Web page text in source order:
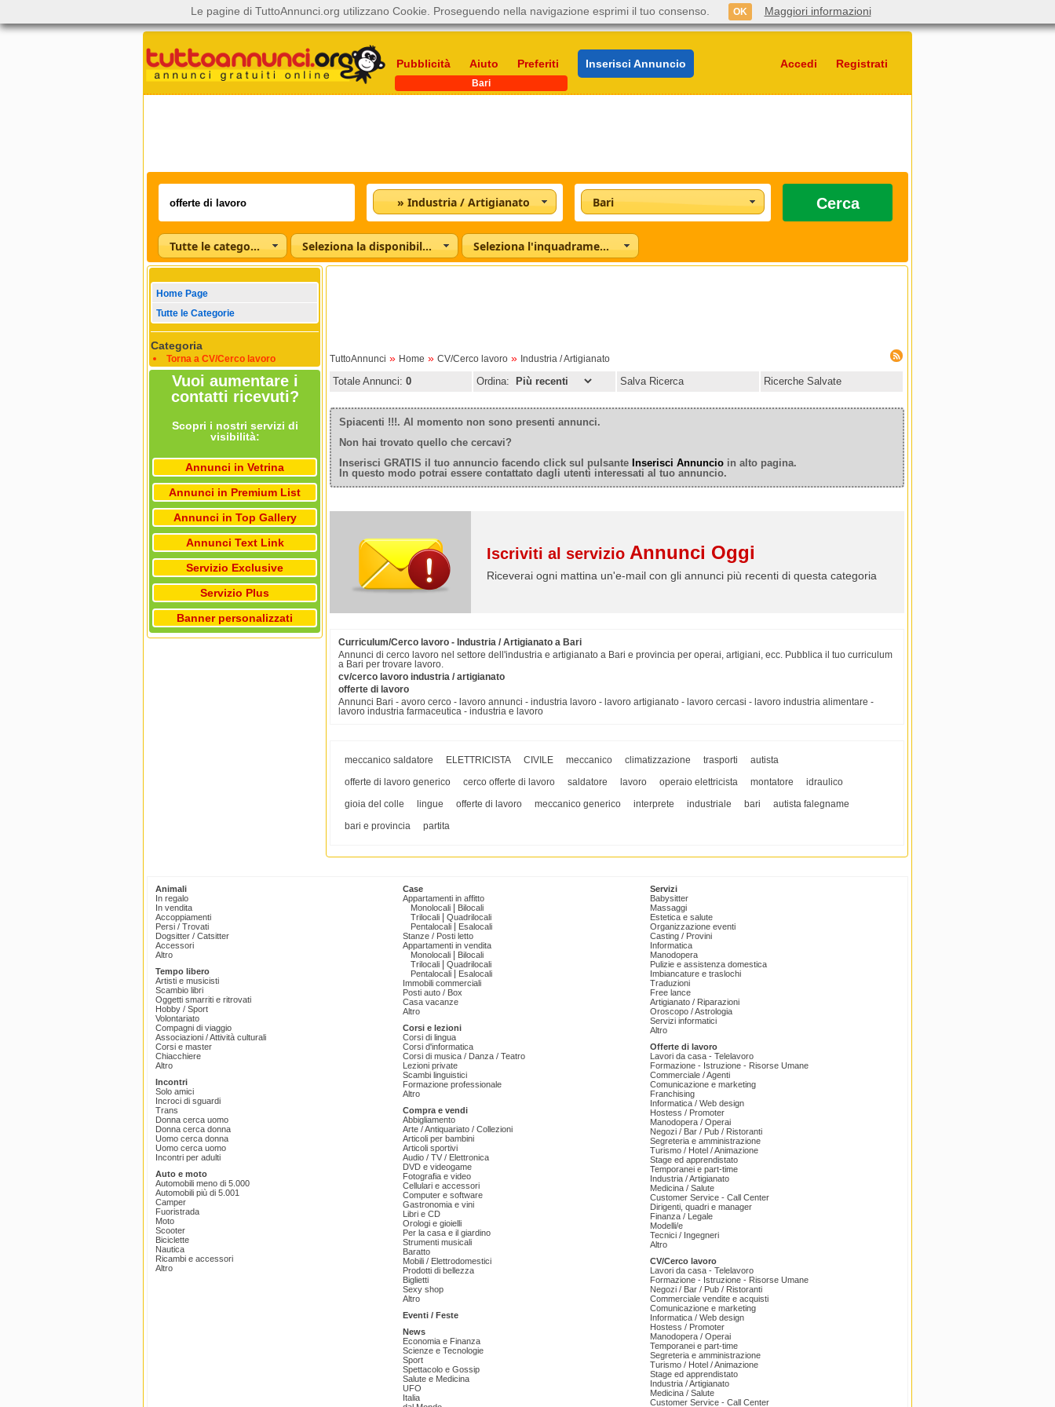
Pubblicità Aiuto Preferiti Inserisci Annuncio Accedi Registrati
Bari
» Industria / Artigianato Bari Cerca
Tutte le categorie Seleziona la disponibilità Seleziona l'inquadramento
Home Page
Tutte le Categorie
Categoria
Torna a CV/Cerco lavoro
Vuoi aumentare i
contatti ricevuti?
Scopri i nostri servizi di
visibilità:
Annunci in Vetrina
Annunci in Premium List
Annunci in Top Gallery
Annunci Text Link
Servizio Exclusive
Servizio Plus
Banner personalizzati
TuttoAnnunci » Home » CV/Cerco lavoro » Industria / Artigianato
Totale Annunci: 0 Ordina: Salva Ricerca Ricerche Salvate
Spiacenti !!!. Al momento non sono presenti annunci.
Non hai trovato quello che cercavi?
Inserisci GRATIS il tuo annuncio facendo click sul pulsante Inserisci Annuncio in alto pagina.
In questo modo potrai essere contattato dagli utenti interessati al tuo annuncio.
Iscriviti al servizio Annunci Oggi
Riceverai ogni mattina un'e-mail con gli annunci più recenti di questa categoria
Curriculum/Cerco lavoro - Industria / Artigianato a Bari
Annunci di cerco lavoro nel settore dell'industria e artigianato a Bari e provincia per operai, artigiani, ecc. Pubblica il tuo curriculum
a Bari per trovare lavoro.
cv/cerco lavoro industria / artigianato
offerte di lavoro
Annunci Bari - avoro cerco - lavoro annunci - industria lavoro - lavoro artigianato - lavoro cercasi - lavoro industria alimentare -
lavoro industria farmaceutica - industria e lavoro
meccanico saldatore ELETTRICISTA CIVILE meccanico climatizzazione trasporti
autista
offerte di lavoro generico
cerco offerte di lavoro saldatore lavoro operaio elettricista montatore
idraulico
gioia del colle
lingue offerte di lavoro meccanico generico interprete industriale bari
autista falegname
bari e provincia
partita
Animali
In regalo
In vendita
Accoppiamenti
Persi / Trovati
Dogsitter / Catsitter
Accessori
Altro
Tempo libero
Artisti e musicisti
Scambio libri
Oggetti smarriti e ritrovati
Hobby / Sport
Volontariato
Compagni di viaggio
Associazioni / Attività culturali
Corsi e master
Chiacchiere
Altro
Incontri
Solo amici
Incroci di sguardi
Trans
Donna cerca uomo
Donna cerca donna
Uomo cerca donna
Uomo cerca uomo
Incontri per adulti
Auto e moto
Automobili meno di 5.000
Automobili più di 5.001
Camper
Fuoristrada
Moto
Scooter
Biciclette
Nautica
Ricambi e accessori
Altro
Case
Appartamenti in affitto
Monolocali
Bilocali
Trilocali
Quadrilocali
Pentalocali
Esalocali
Stanze / Posti letto
Appartamenti in vendita
Monolocali
Bilocali
Trilocali
Quadrilocali
Pentalocali
Esalocali
Immobili commerciali
Posti auto / Box
Casa vacanze
Altro
Corsi e lezioni
Corsi di lingua
Corsi d'informatica
Corsi di musica / Danza / Teatro
Lezioni private
Scambi linguistici
Formazione professionale
Altro
Compra e vendi
Abbigliamento
Arte / Antiquariato / Collezioni
Articoli per bambini
Articoli sportivi
Audio / TV / Elettronica
DVD e videogame
Fotografia e video
Cellulari e accessori
Computer e software
Gastronomia e vini
Libri e CD
Orologi e gioielli
Per la casa e il giardino
Strumenti musicali
Baratto
Mobili / Elettrodomestici
Prodotti di bellezza
Biglietti
Sexy shop
Altro
Eventi / Feste
News
Economia e Finanza
Scienze e Tecnologie
Sport
Spettacolo e Gossip
Salute e Medicina
UFO
Italia
Servizi
Babysitter
Massaggi
Estetica e salute
Organizzazione eventi
Casting / Provini
Informatica
Manodopera
Pulizie e assistenza domestica
Imbiancature e traslochi
Traduzioni
Free lance
Artigianato / Riparazioni
Oroscopo / Astrologia
Servizi informatici
Altro
Offerte di lavoro
Lavori da casa - Telelavoro
Formazione - Istruzione - Risorse Umane
Commerciale / Agenti
Comunicazione e marketing
Franchising
Informatica / Web design
Hostess / Promoter
Manodopera / Operai
Negozi / Bar / Pub / Ristoranti
Segreteria e amministrazione
Turismo / Hotel / Animazione
Stage ed apprendistato
Temporanei e part-time
Industria / Artigianato
Medicina / Salute
Customer Service - Call Center
Dirigenti, quadri e manager
Finanza / Legale
Modelli/e
Tecnici / Ingegneri
Altro
CV/Cerco lavoro
Lavori da casa - Telelavoro
Formazione - Istruzione - Risorse Umane
Negozi / Bar / Pub / Ristoranti
Commerciale vendite e acquisti
Comunicazione e marketing
Informatica / Web design
Hostess / Promoter
Manodopera / Operai
Temporanei e part-time
Segreteria e amministrazione
Turismo / Hotel / Animazione
Stage ed apprendistato
Industria / Artigianato
Medicina / Salute
Customer Service - Call Center
Le pagine di TuttoAnnunci.org utilizzano Cookie. Proseguendo nella navigazione esprimi il tuo consenso. OK Maggiori informazioni